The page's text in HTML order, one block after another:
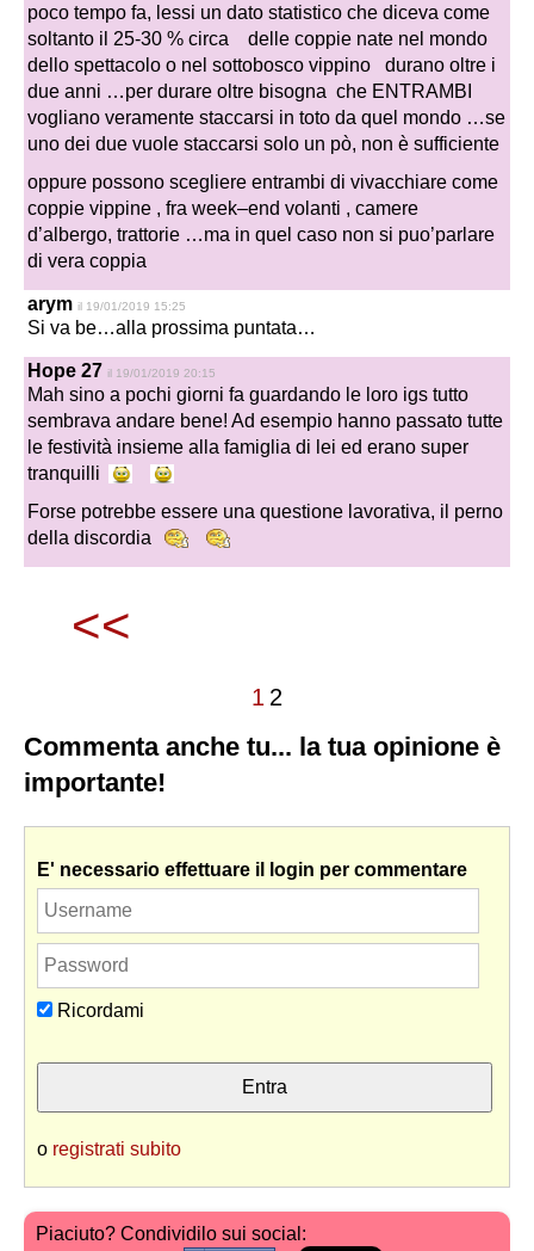
poco tempo fa, lessi un dato statistico che diceva come
soltanto il 25-30 % circa delle coppie nate nel mondo
dello spettacolo o nel sottobosco vippino durano oltre i
due anni …per durare oltre bisogna che ENTRAMBI
vogliano veramente staccarsi in toto da quel mondo …se
uno dei due vuole staccarsi solo un pò, non è sufficiente
oppure possono scegliere entrambi di vivacchiare come
coppie vippine , fra week–end volanti , camere
d’albergo, trattorie …ma in quel caso non si puo’parlare
di vera coppia
arym il 19/01/2019 15:25
Si va be…alla prossima puntata…
Hope 27 il 19/01/2019 20:15
Mah sino a pochi giorni fa guardando le loro igs tutto
sembrava andare bene! Ad esempio hanno passato tutte
le festività insieme alla famiglia di lei ed erano super
tranquilli
Forse potrebbe essere una questione lavorativa, il perno
della discordia
<<
1 2
Commenta anche tu... la tua opinione è
importante!
E' necessario effettuare il login per commentare
Ricordami
o registrati subito
Piaciuto? Condividilo sui social: